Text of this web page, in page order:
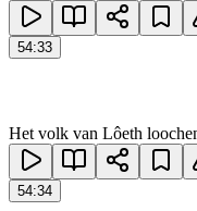
54:33
Het volk van Lôeth
54:34